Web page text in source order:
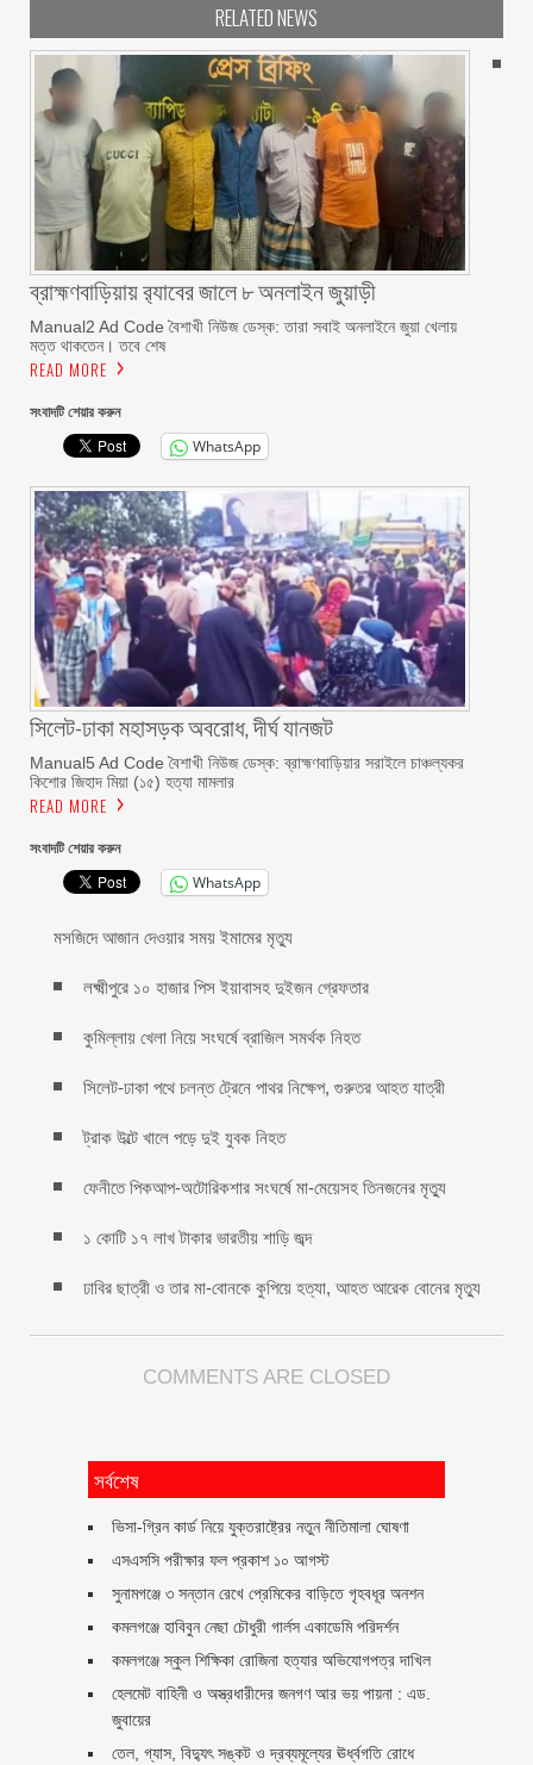
RELATED NEWS
ব্রাহ্মণবাড়িয়ায় র‌্যাবের জালে ৮ অনলাইন জুয়াড়ী
Manual2 Ad Code বৈশাখী নিউজ ডেস্ক: তারা সবাই অনলাইনে জুয়া খেলায়
মত্ত থাকতেন। তবে শেষ
READ MORE
সংবাদটি শেয়ার করুন
WhatsApp
সিলেট-ঢাকা মহাসড়ক অবরোধ, দীর্ঘ যানজট
Manual5 Ad Code বৈশাখী নিউজ ডেস্ক: ব্রাহ্মণবাড়িয়ার সরাইলে চাঞ্চল্যকর
কিশোর জিহাদ মিয়া (১৫) হত্যা মামলার
READ MORE
সংবাদটি শেয়ার করুন
WhatsApp
মসজিদে আজান দেওয়ার সময় ইমামের মৃত্যু
লক্ষ্মীপুরে ১০ হাজার পিস ইয়াবাসহ দুইজন গ্রেফতার
কুমিল্লায় খেলা নিয়ে সংঘর্ষে ব্রাজিল সমর্থক নিহত
সিলেট-ঢাকা পথে চলন্ত ট্রেনে পাথর নিক্ষেপ, গুরুতর আহত যাত্রী
ট্রাক উল্টে খালে পড়ে দুই যুবক নিহত
ফেনীতে পিকআপ-অটোরিকশার সংঘর্ষে মা-মেয়েসহ তিনজনের মৃত্যু
১ কোটি ১৭ লাখ টাকার ভারতীয় শাড়ি জব্দ
ঢাবির ছাত্রী ও তার মা-বোনকে কুপিয়ে হত্যা, আহত আরেক বোনের মৃত্যু
COMMENTS ARE CLOSED
সর্বশেষ
ভিসা-গ্রিন কার্ড নিয়ে যুক্তরাষ্ট্রের নতুন নীতিমালা ঘোষণা
এসএসসি পরীক্ষার ফল প্রকাশ ১০ আগস্ট
সুনামগঞ্জে ৩ সন্তান রেখে প্রেমিকের বাড়িতে গৃহবধূর অনশন
কমলগঞ্জে হাবিবুন নেছা চৌধুরী গার্লস একাডেমি পরিদর্শন
কমলগঞ্জে স্কুল শিক্ষিকা রোজিনা হত্যার অভিযোগপত্র দাখিল
হেলমেট বাহিনী ও অস্ত্রধারীদের জনগণ আর ভয় পায়না : এড.
জুবায়ের
তেল, গ্যাস, বিদ্যুৎ সঙ্কট ও দ্রব্যমূল্যের ঊর্ধ্বগতি রোধে